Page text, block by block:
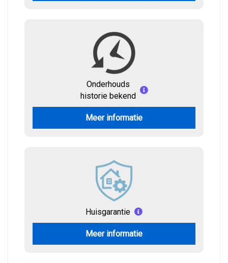
Onderhouds
historie bekend
Meer informatie
Huisgarantie
Meer informatie